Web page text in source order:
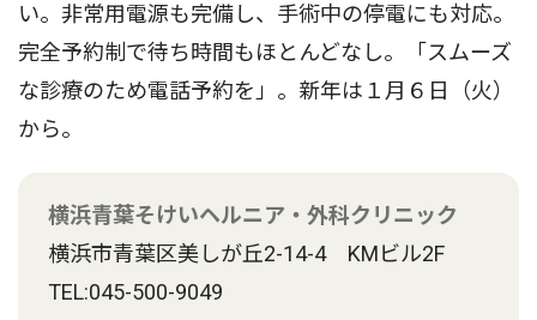
い。非常用電源も完備し、手術中の停電にも対応。
完全予約制で待ち時間もほとんどなし。「スムーズ
な診療のため電話予約を」。新年は１月６日（火）
から。
横浜青葉そけいヘルニア・外科クリニック
横浜市青葉区美しが丘2-14-4 KMビル2F
TEL:045-500-9049